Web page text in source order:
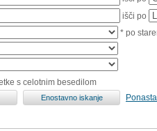
išči po
* po
s celotnim besedilom